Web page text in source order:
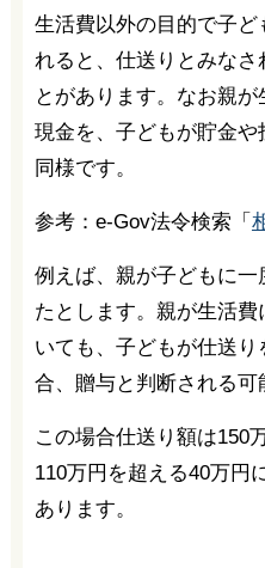
生活費以外の目的で子ど
れると、仕送りとみなさ
とがあります。なお親
現金を、子どもが貯金
同様です。
参考：e-Gov法令検索「
例えば、親が子どもに一
たとします。親が生活
いても、子どもが仕送
合、贈与と判断される可
この場合仕送り額は150
110万円を超える40万円
あります。